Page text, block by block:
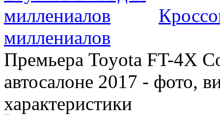
миллениалов
Премьера Toyota FT-4X
автосалоне 2017 - фото,
характеристики